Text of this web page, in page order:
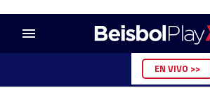
menu
EN VIVO >>